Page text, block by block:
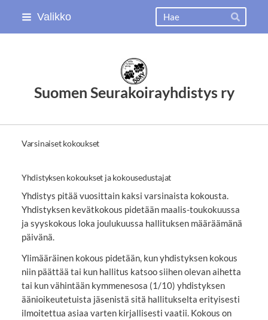
Siirry
Valikko
Hae
Suomen Seurakoirayhdistys ry
Varsinaiset kokoukset
Yhdistyksen kokoukset ja kokousedustajat
Yhdistys pitää vuosittain kaksi varsinaista kokousta.
Yhdistyksen kevätkokous pidetään maalis-toukokuussa
ja syyskokous loka joulukuussa hallituksen määräämänä
päivänä.
Ylimääräinen kokous pidetään, kun yhdistyksen kokous
niin päättää tai kun hallitus katsoo siihen olevan aihetta
tai kun vähintään kymmenesosa (1/10) yhdistyksen
äänioikeutetuista jäsenistä sitä hallitukselta erityisesti
ilmoitettua asiaa varten kirjallisesti vaatii. Kokous on